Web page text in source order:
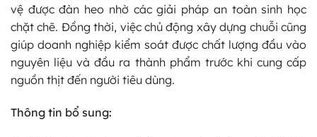
vệ được đàn heo nhờ các giải pháp an toàn sinh học
chặt chẽ. Đồng thời, việc chủ động xây dựng chuỗi cũng
giúp doanh nghiệp kiểm soát được chất lượng đầu vào
nguyên liệu và đầu ra thành phẩm trước khi cung cấp
nguồn thịt đến người tiêu dùng.
Thông tin bổ sung: